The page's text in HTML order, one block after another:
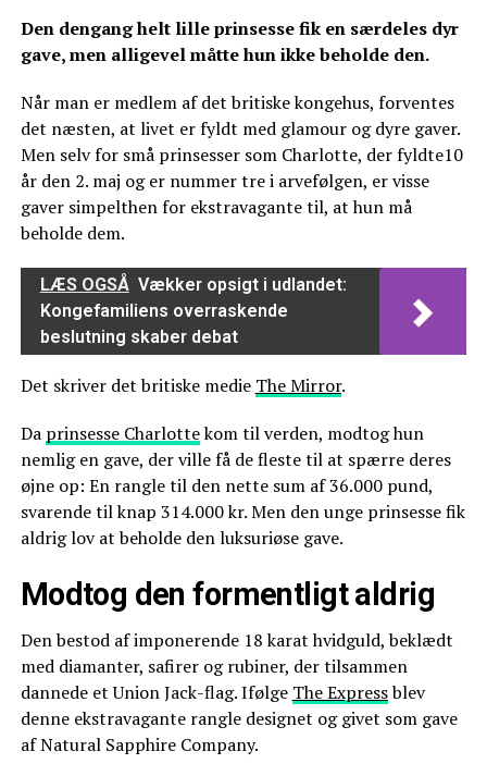
Den dengang helt lille prinsesse fik en særdeles dyr
gave, men alligevel måtte hun ikke beholde den.
Når man er medlem af det britiske kongehus, forventes
det næsten, at livet er fyldt med glamour og dyre gaver.
Men selv for små prinsesser som Charlotte, der fyldte10
år den 2. maj og er nummer tre i arvefølgen, er visse
gaver simpelthen for ekstravagante til, at hun må
beholde dem.
LÆS OGSÅ Vækker opsigt i udlandet:
Kongefamiliens overraskende
beslutning skaber debat
Det skriver det britiske medie The Mirror.
Da prinsesse Charlottekom til verden, modtog hun
nemlig en gave, der ville få de fleste til at spærre deres
øjne op: En rangle til den nette sum af 36.000 pund,
svarende til knap 314.000 kr. Men den unge prinsesse fik
aldrig lov at beholde den luksuriøse gave.
Modtog den formentligt aldrig
Den bestod af imponerende 18 karat hvidguld, beklædt
med diamanter, safirer og rubiner, der tilsammen
dannede et Union Jack-flag. Ifølge The Expressblev
denne ekstravagante rangle designet og givet som gave
af Natural Sapphire Company.